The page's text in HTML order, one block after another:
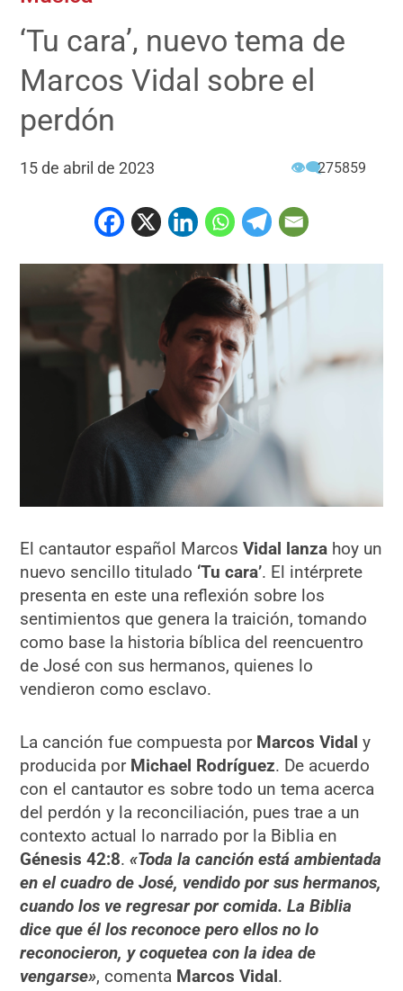
‘Tu cara’, nuevo tema de
Marcos Vidal sobre el
perdón
15 de abril de 2023 👁‍🗨275859
El cantautor español MarcosVidal lanza hoy un
nuevo sencillo titulado ‘Tu cara’. El intérprete
presenta en este una reflexión sobre los
sentimientos que genera la traición, tomando
como base la historia bíblica del reencuentro
de José con sus hermanos, quienes lo
vendieron como esclavo.
La canción fue compuesta por Marcos Vidal y
producida por Michael Rodríguez. De acuerdo
con el cantautor es sobre todo un tema acerca
del perdón y la reconciliación, pues trae a un
contexto actual lo narrado por la Biblia en
Génesis 42:8.«Toda la canción está ambientada
en el cuadro de José, vendido por sus hermanos,
cuando los ve regresar por comida. La Biblia
dice que él los reconoce pero ellos no lo
reconocieron, y coquetea con la idea de
vengarse», comenta Marcos Vidal.